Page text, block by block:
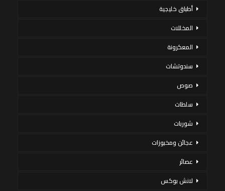
أطباق خليجية
المخللات
المعكرونة
سندوتشات
صوص
سلطات
شوربات
عجائن ومخبوزات
عصائر
لانش بوكس